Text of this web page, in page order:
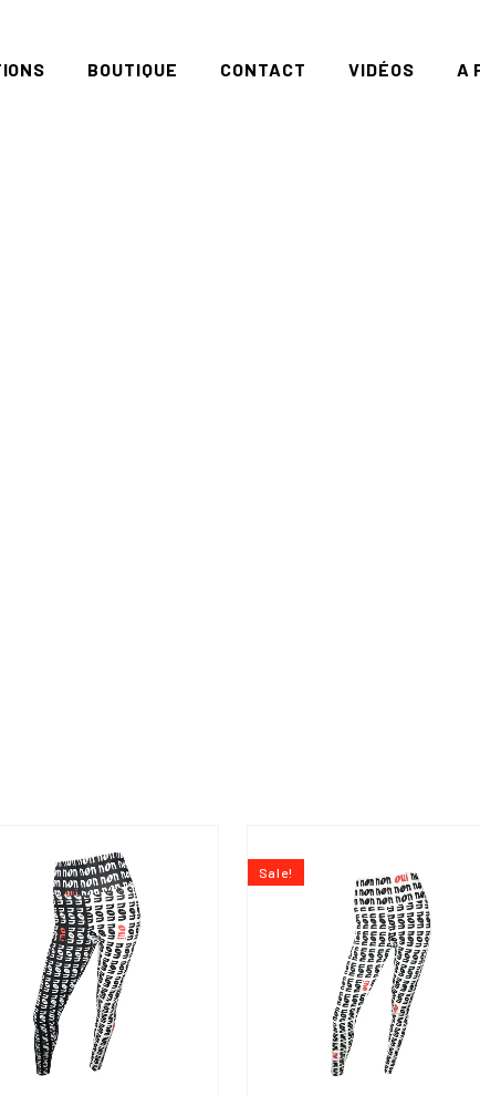
BOUTIQUE CONTACT VIDÉOS A
Sale!